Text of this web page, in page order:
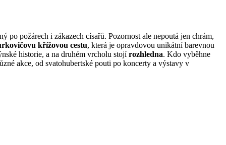
požárech i zákazech císařů. Pozornost ale nepoutá jen chrám,
křížovou cestu, která je opravdovou unikátní barevnou
historie, a na druhém vrcholu stojírozhledna. Kdo vyběhne
akce, od svatohubertské pouti po koncerty a výstavy v